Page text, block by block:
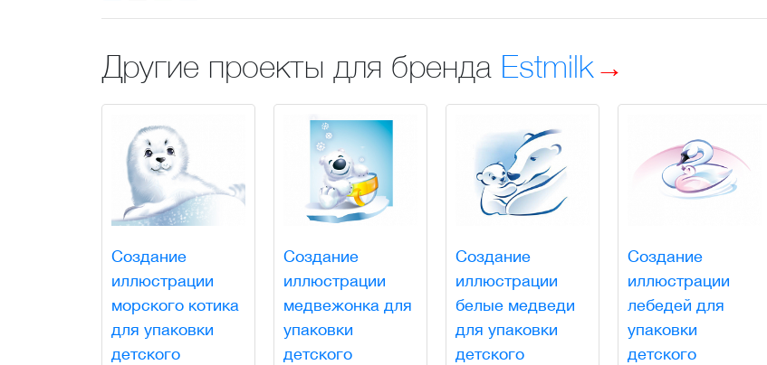
Другие проекты для бренда Estmilk
Создание
иллюстрации
морского котика
для упаковки
детского
Создание
иллюстрации
медвежонка для
упаковки
детского
Создание
иллюстрации
белые медведи
для упаковки
детского
Создание
иллюстрации
лебедей для
упаковки
детского